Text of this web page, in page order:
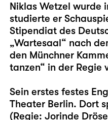
Niklas Wetzel wurde
studierte er
Stipendiat des
„Wartesaal“ nach
den Münchner
tanzen“ in der Regie
Sein erstes festes
Theater Berlin. Dort
(Regie: Jorinde